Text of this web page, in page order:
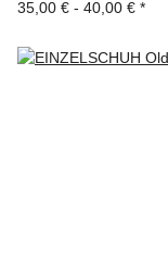
35,00 € - 40,00 € *